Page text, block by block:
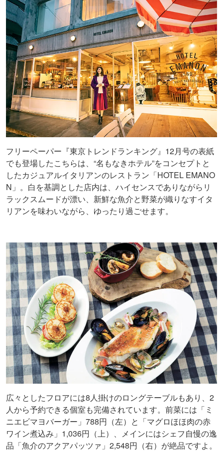
フリーペーパー『東京トレンドランキング』12月号の表紙
でも登場したこちらは、“名もなきホテル”をコンセプトと
したカジュアルイタリアンのレストラン「HOTEL EMANO
N」。白を基調とした店内は、ハイセンスでありながらリ
ラックスムードが漂い、新鮮な魚介と野菜が織りなすイタ
リアンを味わいながら、ゆったり過ごせます。
広々としたフロアには8人掛けのロングテーブルもあり、2
人から予約できる個室も完備されています。前菜には「ミ
ニエビマヨバーガー」788円（左）と「マグロほほ肉の赤
ワイン煮込み」1,036円（上）、メインにはシェフ自慢の逸
品「魚介のアクアパッツァ」2,548円（右）が絶品ですよ。